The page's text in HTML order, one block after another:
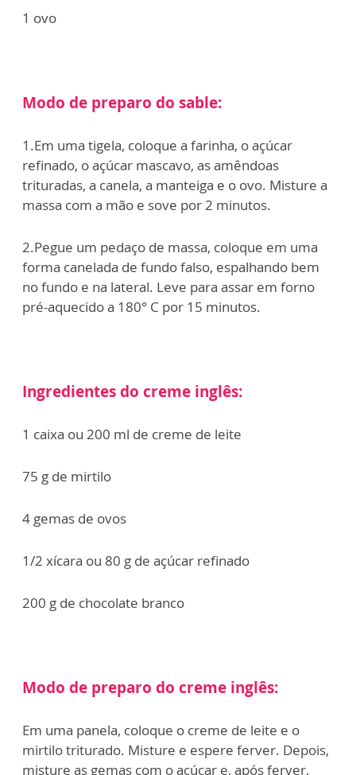
1 ovo
Modo de preparo do sable:
1.Em uma tigela, coloque a farinha, o açúcar
refinado, o açúcar mascavo, as amêndoas
trituradas, a canela, a manteiga e o ovo. Misture a
massa com a mão e sove por 2 minutos.
2.Pegue um pedaço de massa, coloque em uma
forma canelada de fundo falso, espalhando bem
no fundo e na lateral. Leve para assar em forno
pré-aquecido a 180° C por 15 minutos.
Ingredientes do creme inglês:
1 caixa ou 200 ml de creme de leite
75 g de mirtilo
4 gemas de ovos
1/2 xícara ou 80 g de açúcar refinado
200 g de chocolate branco
Modo de preparo do creme inglês:
Em uma panela, coloque o creme de leite e o
mirtilo triturado. Misture e espere ferver. Depois,
misture as gemas com o açúcar e, após ferver,